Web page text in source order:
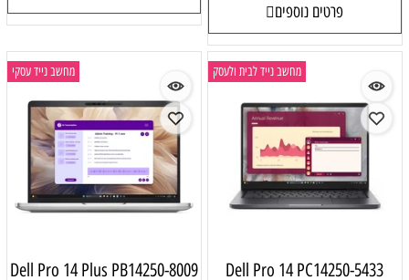
פרטים נוספים
מחשב נייד לבית ולעסק
Dell Pro 14 PC14250-5433
מחשב נייד עסקי
Dell Pro 14 Plus PB14250-8009